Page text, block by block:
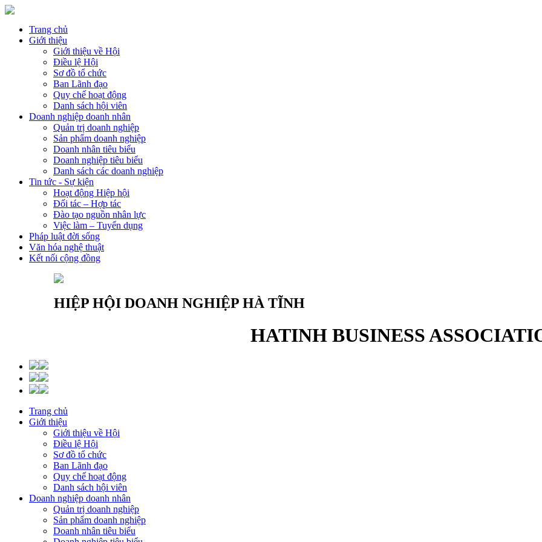
Trang chủ
Giới thiệu
Giới thiệu về Hội
Điều lệ Hội
Sơ đồ tổ chức
Ban Lãnh đạo
Quy chế hoạt động
Danh sách hội viên
Doanh nghiệp doanh nhân
Quản trị doanh nghiệp
Sản phẩm doanh nghiệp
Doanh nhân tiêu biểu
Doanh nghiệp tiêu biểu
Danh sách các doanh nghiệp
Tin tức - Sự kiện
Hoạt động Hiệp hội
Đối tác – Hợp tác
Đào tạo nguồn nhân lực
Việc làm – Tuyển dụng
Pháp luật đời sống
Văn hóa nghệ thuật
Kết nối cộng đồng
HIỆP HỘI DOANH NGHIỆP HÀ TĨNH
HATINH BUSINESS
Trang chủ
Giới thiệu
Giới thiệu về Hội
Điều lệ Hội
Sơ đồ tổ chức
Ban Lãnh đạo
Quy chế hoạt động
Danh sách hội viên
Doanh nghiệp doanh nhân
Quản trị doanh nghiệp
Sản phẩm doanh nghiệp
Doanh nhân tiêu biểu